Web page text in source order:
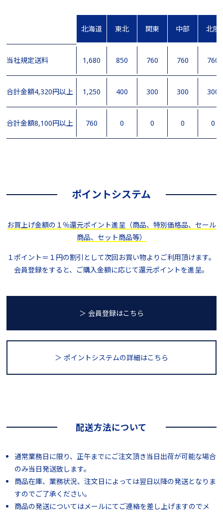
北海道 東北 関東 中部 北陸
当社規定送料 1,680 850 760 760 760
合計金額4,320円以上 1,250 400 300 300 300
合計金額8,100円以上 760 0 0 0 0
ポイントシステム
お買上げ金額の１％還元ポイント進呈（商品、特別価格品、セール
商品、セット商品等）
１ポイント＝１円の割引として次回お買い物よりご利用頂けます。
会員登録をすると、ご購入金額に応じて還元ポイントを進呈。
＞ 会員登録はこちら
＞ ポイントシステムの詳細はこちら
配送方法について
通常業務日に限り、正午までにご注文頂き当日出荷が可能な場合
のみ当日発送致します。
商品在庫、業務状況、注文日によっては翌日以降の発送となりま
すのでご了承ください。
商品の発送についてはメールにてご連絡を差し上げますのでメ